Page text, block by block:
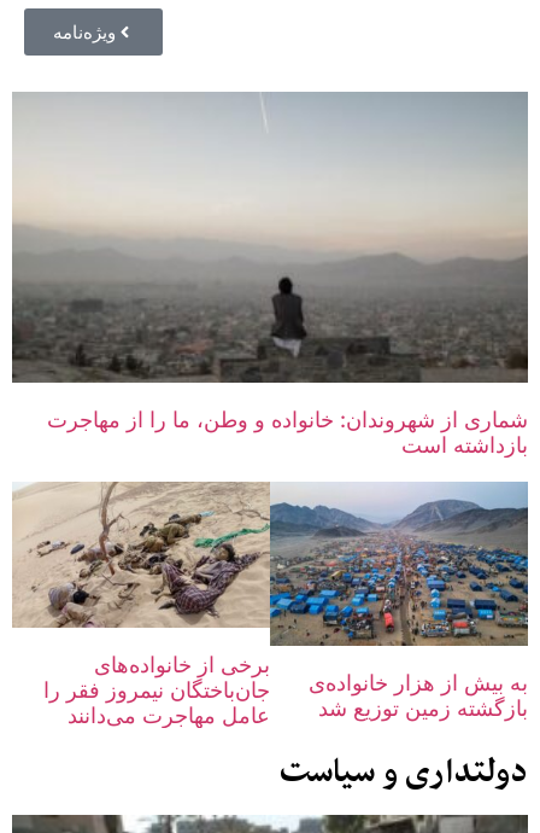
ویژه‌نامه
شماری از شهروندان: خانواده و وطن، ما را از مهاجرت
بازداشته است
به بیش از هزار خانواده‌ی
بازگشته زمین توزیع شد
برخی از خانواده‌های
جان‌باختگان نیمروز فقر را
عامل مهاجرت می‌دانند
دولتداری و سیاست